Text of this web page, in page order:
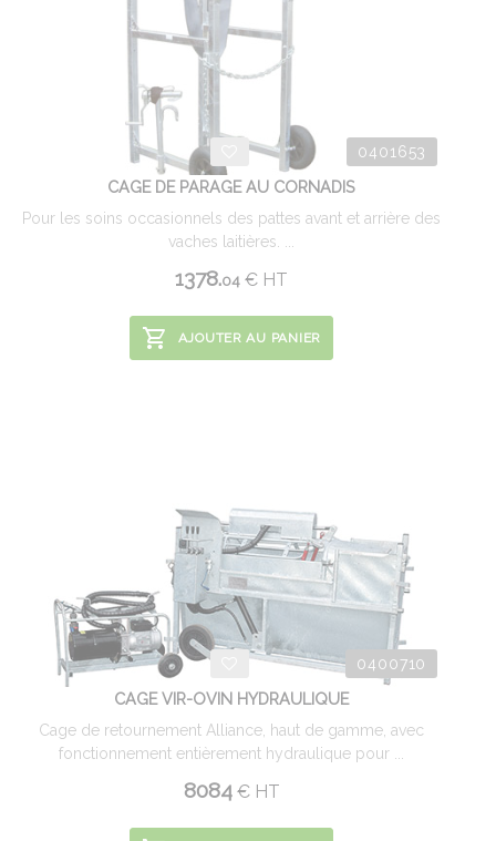
0401653
CAGE DE PARAGE AU CORNADIS
Pour les soins occasionnels des pattes avant et arrière des
vaches laitières. ...
1378.04 € HT
AJOUTER AU PANIER
0400710
CAGE VIR-OVIN HYDRAULIQUE
Cage de retournement Alliance, haut de gamme, avec
fonctionnement entièrement hydraulique pour ...
8084 €HT